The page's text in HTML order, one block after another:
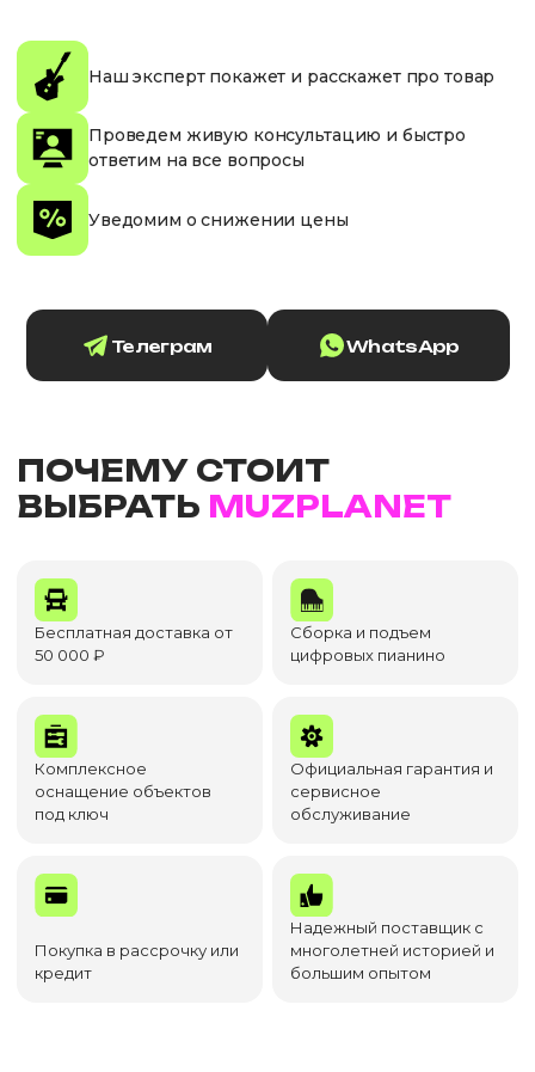
Наш эксперт покажет и расскажет про товар
Проведем живую консультацию и быстро
ответим на все вопросы
Уведомим о снижении цены
Телеграм WhatsApp
ПОЧЕМУ СТОИТ
ВЫБРАТЬ MUZPLANET
Бесплатная доставка от
50 000 ₽
Сборка и подъем
цифровых пианино
Комплексное
оснащение объектов
под ключ
Официальная гарантия и
сервисное
обслуживание
Покупка в рассрочку или
кредит
Надежный поставщик с
многолетней историей и
большим опытом